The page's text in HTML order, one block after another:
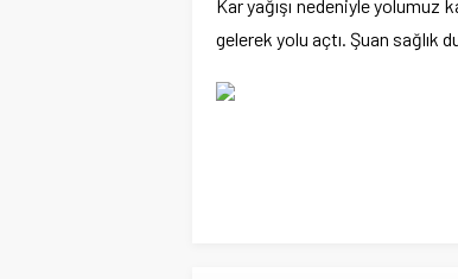
Kar yağışı nedeniyle yolumuz
gelerek yolu açtı. Şuan sağlık